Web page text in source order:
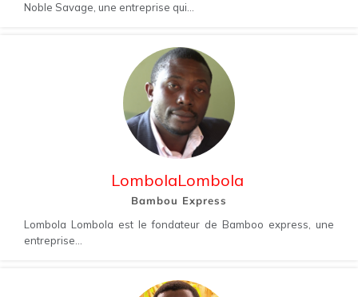
Noble Savage, une entreprise qui...
LombolaLombola
Bambou Express
Lombola Lombola est le fondateur de Bamboo express, une
entreprise...